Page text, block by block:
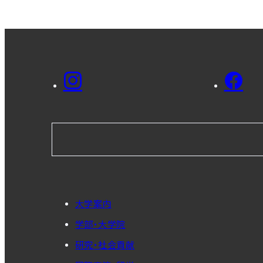
大学案内
学部・大学院
研究・社会貢献